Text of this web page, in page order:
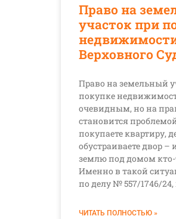
Право на
участок при
Верховного
Право на земельный
покупке
очевидным, но на
становится
покупаете квартиру,
обустраиваете двор –
землю под домом кто-
Именно в такой
по делу № 557/1746/
ЧИТАТЬ ПОЛНОСТЬЮ »